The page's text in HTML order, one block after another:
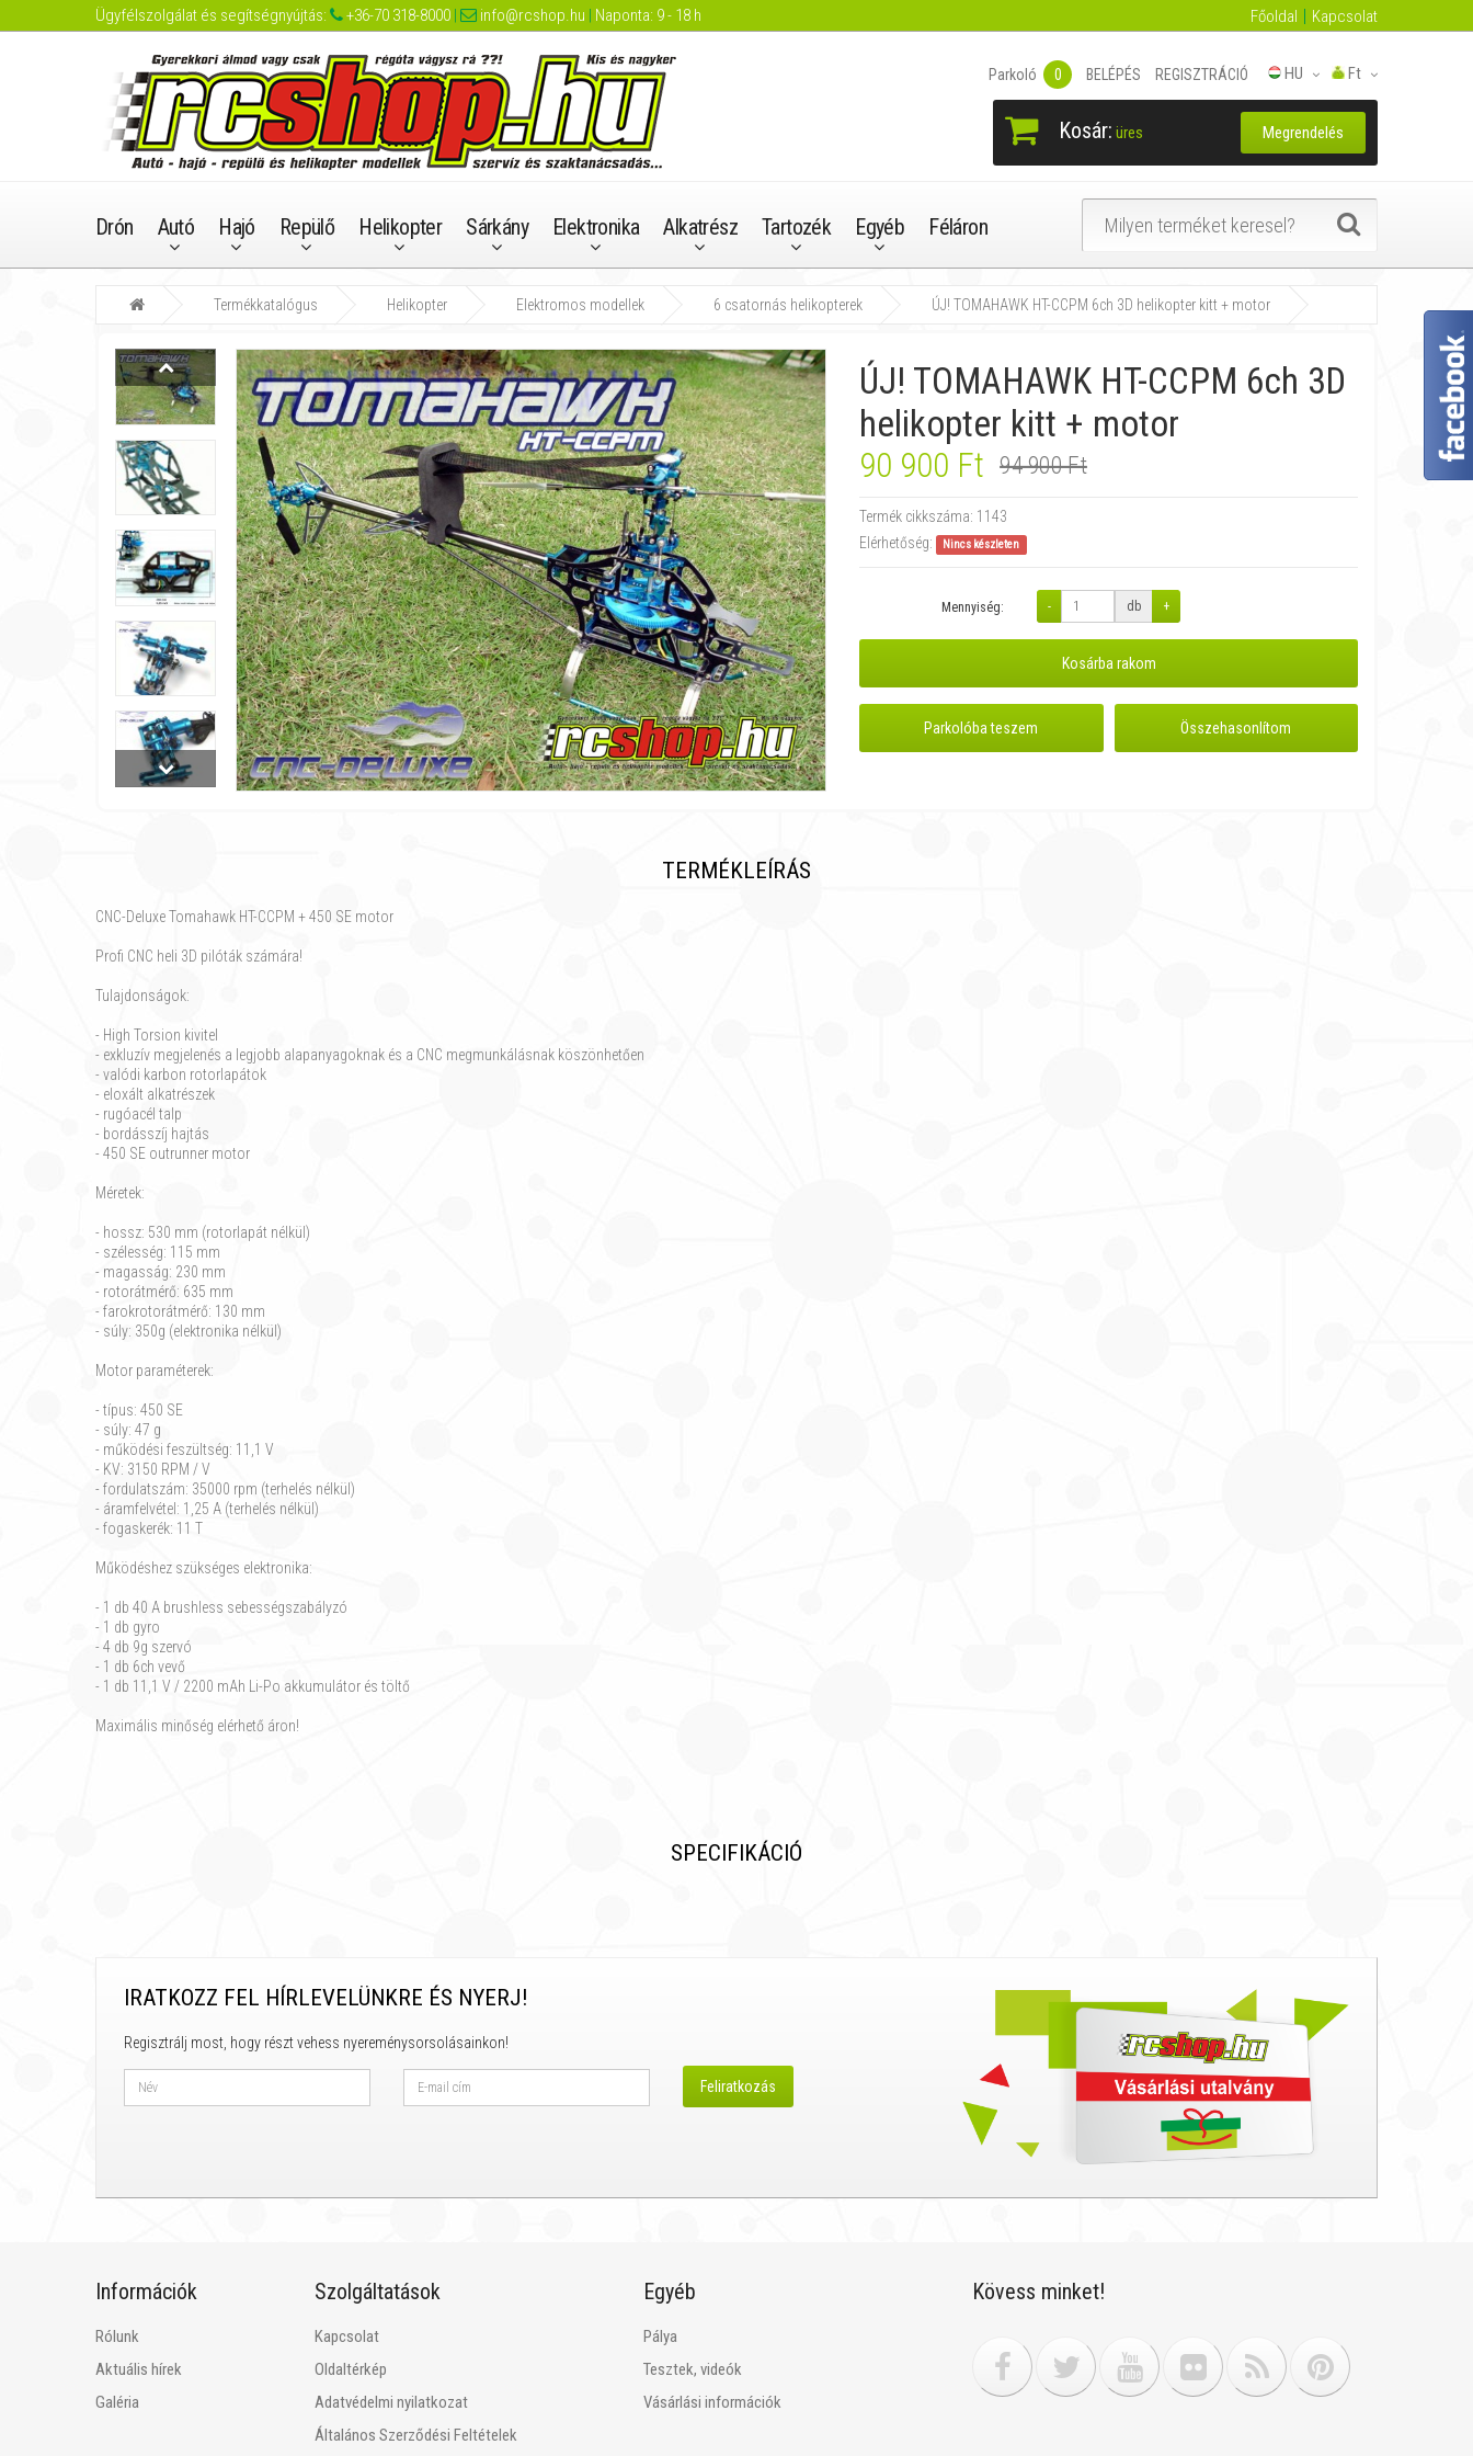
Ügyfélszolgálat és segítségnyújtás: +36-70 318-8000 | info@rcshop.hu | Naponta: 9 - 18 h Főoldal Kapcsolat
Ft
HU
Parkoló 0 BELÉPÉS REGISZTRÁCIÓ
Kosár: üres Megrendelés
Drón Autó Hajó Repülő Helikopter Sárkány Elektronika Alkatrész Tartozék Egyéb Féláron
Termékkatalógus Helikopter Elektromos modellek 6 csatornás helikopterek ÚJ! TOMAHAWK HT-CCPM 6ch 3D helikopter kitt + motor
ÚJ! TOMAHAWK HT-CCPM 6ch 3D
helikopter kitt + motor
90 900 Ft 94 900 Ft
Termék cikkszáma: 1143
Elérhetőség:
Nincs készleten
Mennyiség: - db +
Kosárba rakom
Parkolóba teszem Összehasonlítom
TERMÉKLEÍRÁS
CNC-Deluxe Tomahawk HT-CCPM + 450 SE motor
Profi CNC heli 3D pilóták számára!
Tulajdonságok:
- High Torsion kivitel
- exkluzív megjelenés a legjobb alapanyagoknak és a CNC megmunkálásnak köszönhetően
- valódi karbon rotorlapátok
- eloxált alkatrészek
- rugóacél talp
- bordásszíj hajtás
- 450 SE outrunner motor
Méretek:
- hossz: 530 mm (rotorlapát nélkül)
- szélesség: 115 mm
- magasság: 230 mm
- rotorátmérő: 635 mm
- farokrotorátmérő: 130 mm
- súly: 350g (elektronika nélkül)
Motor paraméterek:
- típus: 450 SE
- súly: 47 g
- működési feszültség: 11,1 V
- KV: 3150 RPM / V
- fordulatszám: 35000 rpm (terhelés nélkül)
- áramfelvétel: 1,25 A (terhelés nélkül)
- fogaskerék: 11 T
Működéshez szükséges elektronika:
- 1 db 40 A brushless sebességszabályzó
- 1 db gyro
- 4 db 9g szervó
- 1 db 6ch vevő
- 1 db 11,1 V / 2200 mAh Li-Po akkumulátor és töltő
Maximális minőség elérhető áron!
SPECIFIKÁCIÓ
IRATKOZZ FEL HÍRLEVELÜNKRE ÉS NYERJ!
Regisztrálj most, hogy részt vehess nyereménysorsolásainkon!
Információk
Rólunk
Aktuális hírek
Galéria
Szolgáltatások
Kapcsolat
Oldaltérkép
Adatvédelmi nyilatkozat
Általános Szerződési Feltételek
Egyéb
Pálya
Tesztek, videók
Vásárlási információk
Kövess minket!